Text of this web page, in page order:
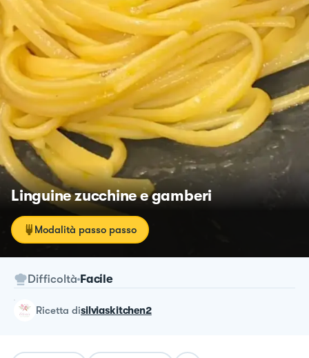
Linguine zucchine e gamberi
Modalità passo passo
Difficoltà Facile
ricetta disilviaskitchen2